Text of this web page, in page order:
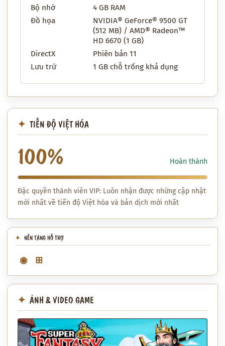
Bộ nhớ
4 GB RAM
Đồ họa
NVIDIA® GeForce® 9500 GT
(512 MB) / AMD® Radeon™
HD 6670 (1 GB)
DirectX
Phiên bản 11
Lưu trữ
1 GB chỗ trống khả dụng
TIẾN ĐỘ VIỆT HÓA
100% Hoàn thành
Đặc quyền thành viên VIP: Luôn nhận được những cập nhật
mới nhất về tiến độ Việt hóa và bản dịch mới nhất
NỀN TẢNG HỖ TRỢ
◉ ⊞
ẢNH & VIDEO GAME